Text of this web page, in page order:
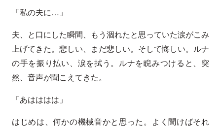
「私の夫に…」
夫、と口にした瞬間、もう涸れたと思っていた涙がこみ
上げてきた。悲しい、まだ悲しい。そして悔しい。ルナ
の手を振り払い、涙を拭う。ルナを睨みつけると、突
然、音声が聞こえてきた。
「あはははは」
はじめは、何かの機械音かと思った。よく聞けばそれ